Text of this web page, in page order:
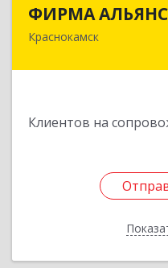
ФИРМА АЛЬЯНС
Краснокамск
Клиентов на